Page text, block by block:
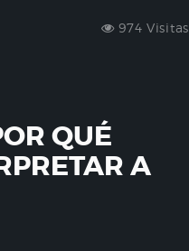
974 Visitas
QUÉ
A